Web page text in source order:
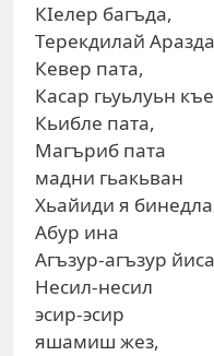
КIелер багъда,
Терекдилай
Кевер пата,
Касар гьуьлуьн
Кьибле пата,
Магъриб пата
мадни гьакьван
Хьайиди я
Абур ина
Агъзур-агъзур
Несил-несил
эсир-эсир
яшамиш жез,